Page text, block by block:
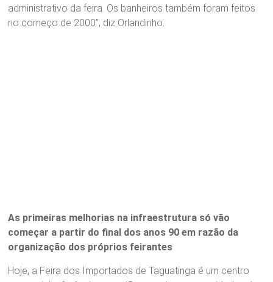
administrativo da feira. Os banheiros também foram feitos
no começo de 2000”, diz Orlandinho.
As primeiras melhorias na infraestrutura só vão
começar a partir do final dos anos 90 em razão da
organização dos próprios feirantes
Hoje, a Feira dos Importados de Taguatinga é um centro